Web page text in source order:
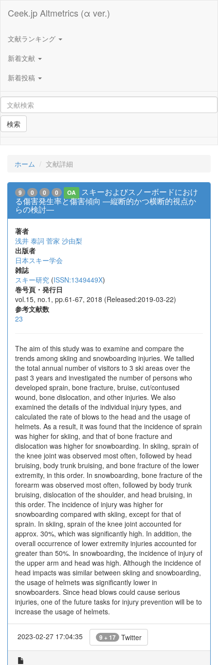
Ceek.jp Altmetrics (α ver.)
文献ランキング
新着文献
新着投稿
検索
ホーム 文献詳細
9 0 0 0 OA
スキーおよびスノーボードにおけ
る傷害発生率と傷害傾向 ―縦断的かつ横断的視点か
らの検討―
著者
浅井 泰詞 菅家 沙由梨
出版者
日本スキー学会
雑誌
スキー研究 (ISSN:1349449X)
巻号頁・発行日
vol.15, no.1, pp.61-67, 2018 (Released:2019-03-22)
参考文献数
23
The aim of this study was to examine and compare the
trends among skiing and snowboarding injuries. We tallied
the total annual number of visitors to 3 ski areas over the
past 3 years and investigated the number of persons who
developed sprain, bone fracture, bruise, cut/contused
wound, bone dislocation, and other injuries. We also
examined the details of the individual injury types, and
calculated the rate of blows to the head and the usage of
helmets. As a result, it was found that the incidence of sprain
was higher for skiing, and that of bone fracture and
dislocation was higher for snowboarding. In skiing, sprain of
the knee joint was observed most often, followed by head
bruising, body trunk bruising, and bone fracture of the lower
extremity, in this order. In snowboarding, bone fracture of the
forearm was observed most often, followed by body trunk
bruising, dislocation of the shoulder, and head bruising, in
this order. The incidence of injury was higher for
snowboarding compared with skiing, except for that of
sprain. In skiing, sprain of the knee joint accounted for
approx. 30%, which was significantly high. In addition, the
overall occurrence of lower extremity injuries accounted for
greater than 50%. In snowboarding, the incidence of injury of
the upper arm and head was high. Although the incidence of
head impacts was similar between skiing and snowboarding,
the usage of helmets was significantly lower in
snowboarders. Since head blows could cause serious
injuries, one of the future tasks for injury prevention will be to
increase the usage of helmets.
2023-02-27 17:04:35 9 + 17 Twitter